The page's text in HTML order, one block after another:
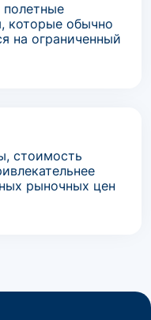
которые обычно
на ограниченный
стоимость
рыночных цен